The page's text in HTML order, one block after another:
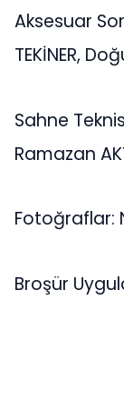
Aksesuar
TEKİNER,
Sahne
Ramazan
Fotoğraflar:
Broşür